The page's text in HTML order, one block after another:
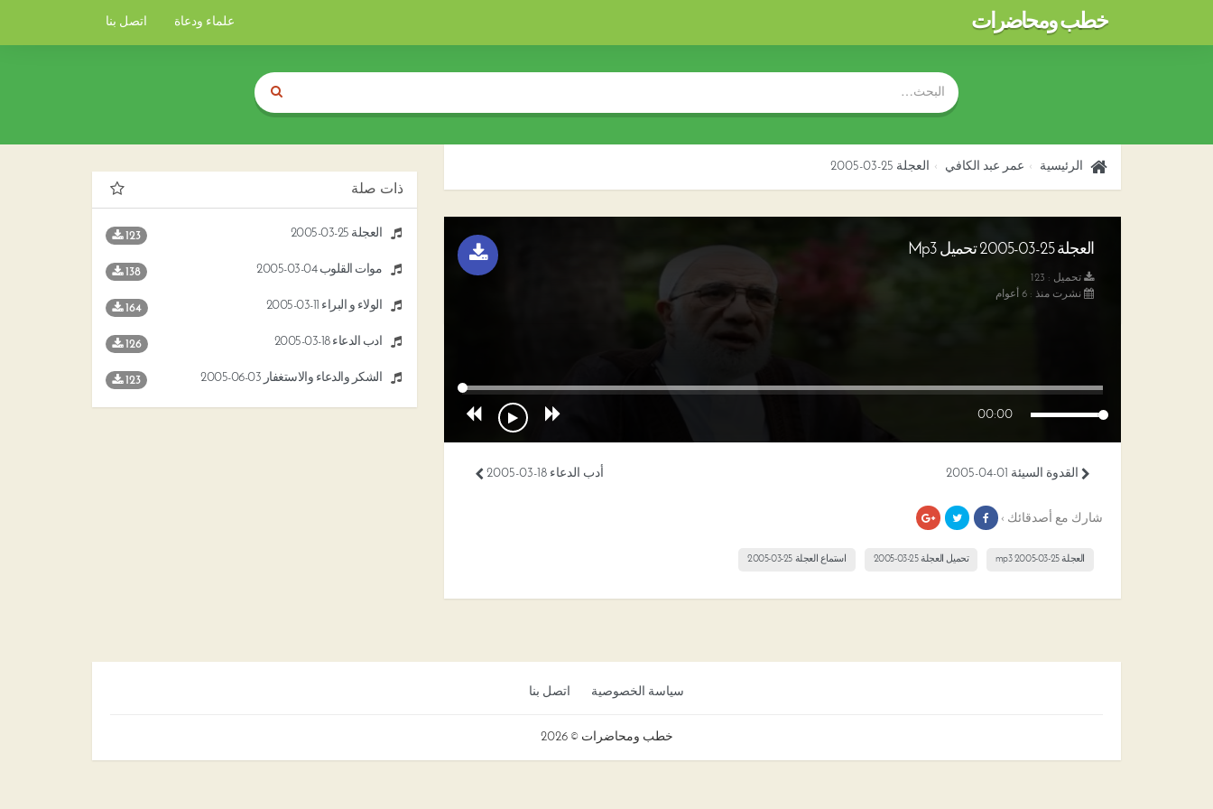
خطب ومحاضرات علماء ودعاة اتصل بنا
الرئيسية عمر عبد الكافي العجلة 25-03-2005
العجلة 25-03-2005 تحميل Mp3
تحميل : 123
نشرت منذ : 6 أعوام
00:00
أدب الدعاء 18-03-2005 القدوة السيئة 01-04-2005
شارك مع أصدقائك ›
العجلة 25-03-2005 mp3 تحميل العجلة 25-03-2005 استماع العجلة 25-03-2005
ذات صلة
العجلة 25-03-2005 123
موات القلوب 04-03-2005 138
الولاء و البراء 11-03-2005 164
أدب الدعاء 18-03-2005 126
الشكر والدعاء والاستغفار 03-06-2005 123
سياسة الخصوصية اتصل بنا
خطب ومحاضرات © 2026